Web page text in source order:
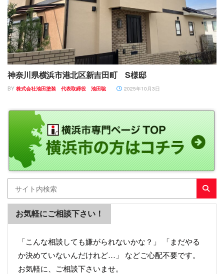
神奈川県横浜市港北区新吉田町 S様邸
BY 株式会社池田塗装 代表取締役 池田聡 2025年10月3日
お気軽にご相談下さい！
「こんな相談しても嫌がられないかな？」 「まだやる
か決めていないんだけれど…」 などご心配不要です。
お気軽に、ご相談下さいませ。